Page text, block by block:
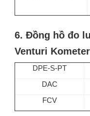
6. Đồng hồ đo
Venturi Kometer
DPE-S-PT
DAC
FCV